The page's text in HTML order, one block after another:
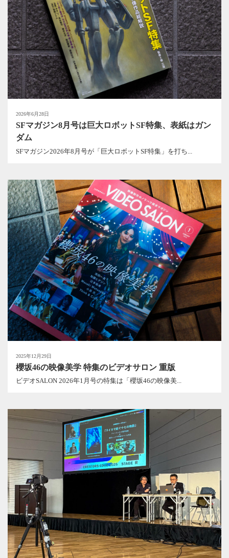
2026年6月28日
SFマガジン8月号は巨大ロボットSF特集、表紙はガン
ダム
SFマガジン2026年8月号が「巨大ロボットSF特集」を打ち...
2025年12月29日
櫻坂46の映像美学 特集のビデオサロン 重版
ビデオSALON 2026年1月号の特集は「櫻坂46の映像美...